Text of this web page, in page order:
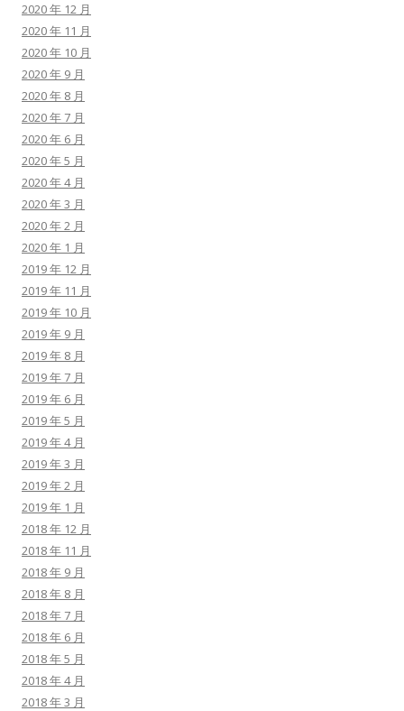
2020 年 12 月
2020 年 11 月
2020 年 10 月
2020 年 9 月
2020 年 8 月
2020 年 7 月
2020 年 6 月
2020 年 5 月
2020 年 4 月
2020 年 3 月
2020 年 2 月
2020 年 1 月
2019 年 12 月
2019 年 11 月
2019 年 10 月
2019 年 9 月
2019 年 8 月
2019 年 7 月
2019 年 6 月
2019 年 5 月
2019 年 4 月
2019 年 3 月
2019 年 2 月
2019 年 1 月
2018 年 12 月
2018 年 11 月
2018 年 9 月
2018 年 8 月
2018 年 7 月
2018 年 6 月
2018 年 5 月
2018 年 4 月
2018 年 3 月